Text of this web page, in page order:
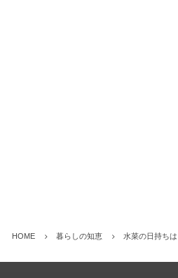
HOME 暮らしの知恵 水菜の日持ち